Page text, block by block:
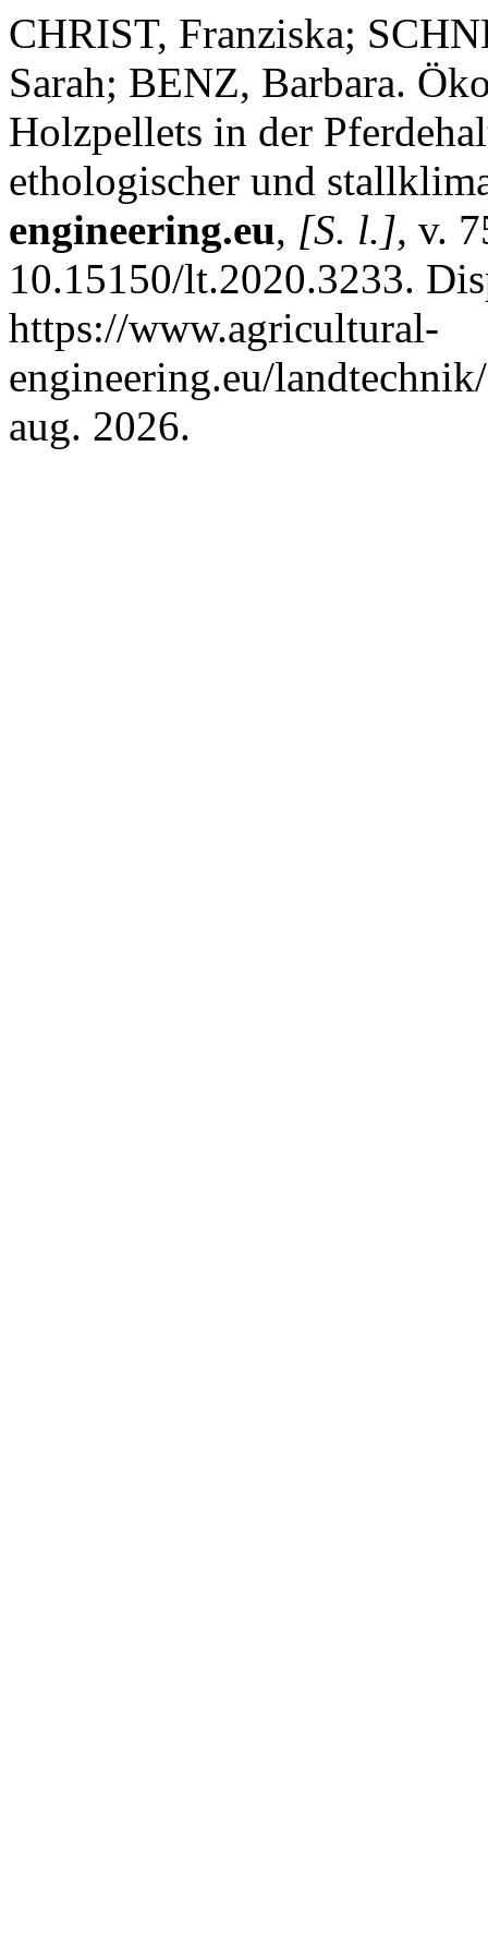
CHRIST, Franziska;
Sarah; BENZ, Barbara.
Holzpellets in der
ethologischer und
engineering.eu, [S. l.], v.
10.15150/lt.2020.3233.
https://www.agricultural-
engineering.eu/
aug. 2026.